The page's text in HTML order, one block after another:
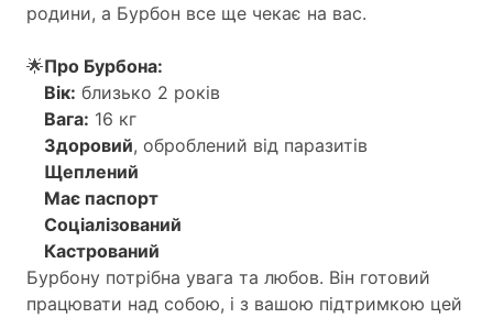
родини, а Бурбон все ще чекає на вас.
🌟Про Бурбона:
Вік: близько 2 років
Вага: 16 кг
Здоровий, оброблений від паразитів
Щеплений
Має паспорт
Соціалізований
Кастрований
Бурбону потрібна увага та любов. Він готовий
працювати над собою, і з вашою підтримкою цей